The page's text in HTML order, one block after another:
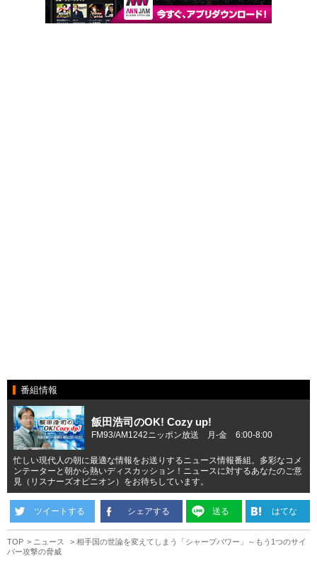
番組情報
飯田浩司のOK! Cozy up!
FM93/AM1242ニッポン放送 月-金 6:00-8:00
忙しい現代人の朝に最適な情報をお送りするニュース情報番組。多彩なコメ
ンテーターと朝から熱いディスカッション！ニュースに対するあなたのご意
見（リスナーズオピニオン）をお待ちしています。
ツイートする シェアする 送る はてな
TOP ニュース
相手国の世論を変えてしまう「シャープパワー」～もう1つのサイ
バー攻撃の脅威